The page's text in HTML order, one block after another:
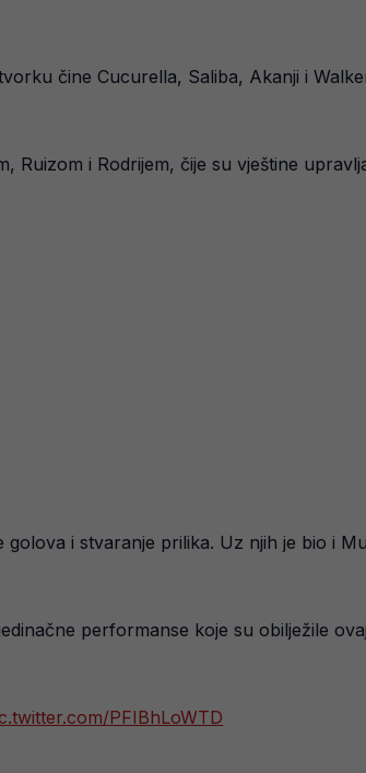
čine Cucurella, Saliba, Akanji i
Ruizom i Rodrijem, čije su vještine
i stvaranje prilika. Uz njih je bio i
performanse koje su obilježile
PFIBhLoWTD